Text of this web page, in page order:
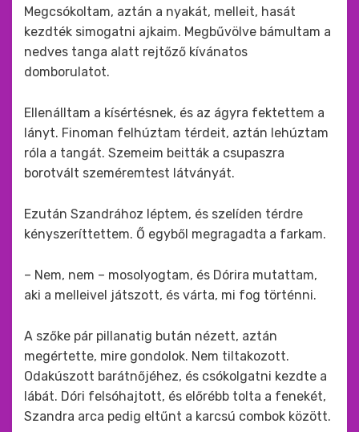
Megcsókoltam, aztán a nyakát, melleit, hasát
kezdték simogatni ajkaim. Megbűvölve bámultam a
nedves tanga alatt rejtőző kívánatos
domborulatot.
Ellenálltam a kísértésnek, és az ágyra fektettem a
lányt. Finoman felhúztam térdeit, aztán lehúztam
róla a tangát. Szemeim beitták a csupaszra
borotvált szeméremtest látványát.
Ezután Szandrához léptem, és szelíden térdre
kényszeríttettem. Ő egyből megragadta a farkam.
– Nem, nem – mosolyogtam, és Dórira mutattam,
aki a melleivel játszott, és várta, mi fog történni.
A szőke pár pillanatig bután nézett, aztán
megértette, mire gondolok. Nem tiltakozott.
Odakúszott barátnőjéhez, és csókolgatni kezdte a
lábát. Dóri felsóhajtott, és előrébb tolta a fenekét,
Szandra arca pedig eltűnt a karcsú combok között.